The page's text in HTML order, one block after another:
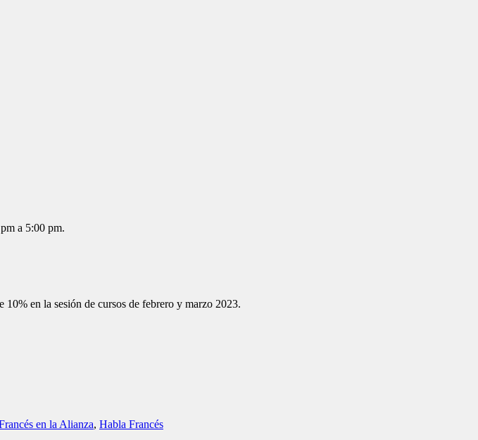
a 5:00 pm.
en la sesión de cursos de febrero y marzo 2023.
en la Alianza, Habla Francés